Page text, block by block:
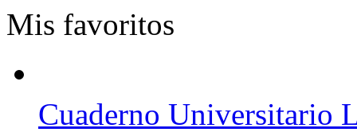
Mis favoritos
Cuaderno Universitario